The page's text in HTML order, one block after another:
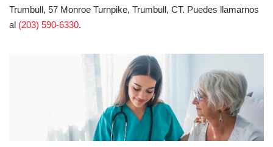
Trumbull, 57 Monroe Turnpike, Trumbull, CT. Puedes llamarnos
al (203) 590-6330.